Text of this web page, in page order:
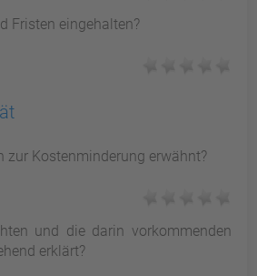
Fristen eingehalten?
zur Kostenminderung erwähnt?
und die darin vorkommenden
erklärt?